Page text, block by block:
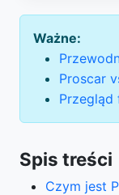
Ważne:
Proscar
Przegląd
Spis treści
Czym jest